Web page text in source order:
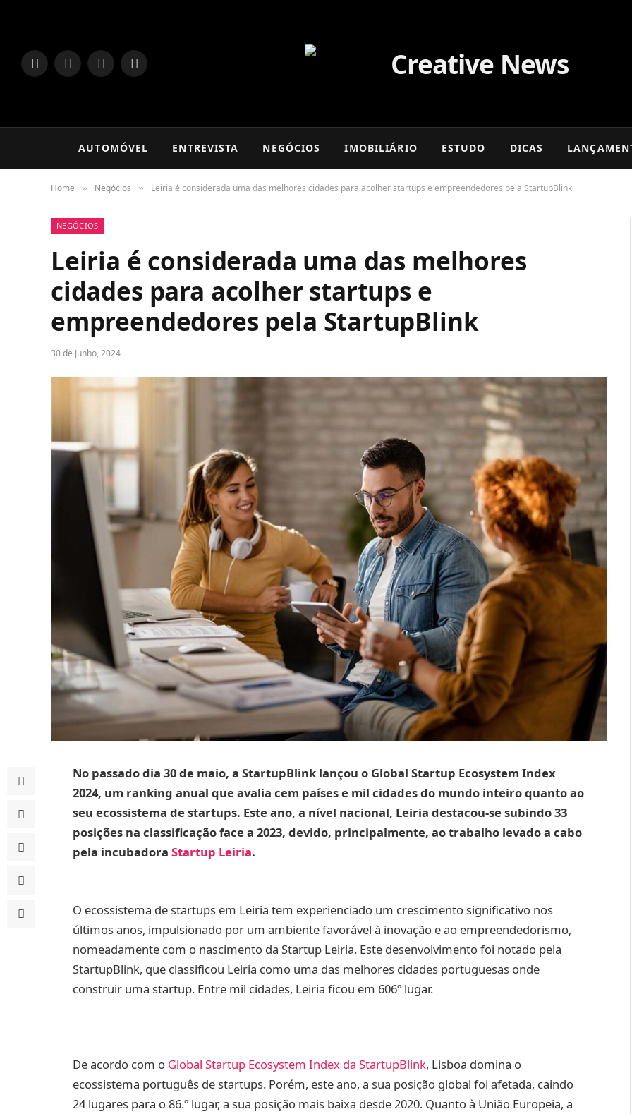
LinkedInFacebookInstagram
TikTok
AUTOMÓVEL ENTREVISTA NEGÓCIOS IMOBILIÁRIO ESTUDO DICAS
Home » Negócios » Leiria é considerada uma das melhores cidades para acolher startups e empreendedores pela StartupBlink
NEGÓCIOS
Leiria é considerada uma das melhores
cidades para acolher startups e
empreendedores pela StartupBlink
30 de Junho, 2024
No passado dia 30 de maio, a StartupBlink lançou o Global Startup Ecosystem Index
2024, um ranking anual que avalia cem países e mil cidades do mundo inteiro quanto ao
seu ecossistema de startups. Este ano, a nível nacional, Leiria destacou-se subindo 33
posições na classificação face a 2023, devido, principalmente, ao trabalho levado a cabo
pela incubadora Startup Leiria.
O ecossistema de startups em Leiria tem experienciado um crescimento significativo nos
últimos anos, impulsionado por um ambiente favorável à inovação e ao empreendedorismo,
nomeadamente com o nascimento da Startup Leiria. Este desenvolvimento foi notado pela
StartupBlink, que classificou Leiria como uma das melhores cidades portuguesas onde
construir uma startup. Entre mil cidades, Leiria ficou em 606º lugar.
De acordo com o Global Startup Ecosystem Index da StartupBlink, Lisboa domina o
ecossistema português de startups. Porém, este ano, a sua posição global foi afetada, caindo
24 lugares para o 86.º lugar, a sua posição mais baixa desde 2020. Quanto à União Europeia, a